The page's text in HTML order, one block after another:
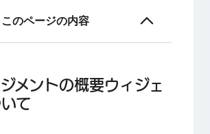
このページの内容
イプの互換性
のカスタマイズ
メントの概要ウィジェ
て